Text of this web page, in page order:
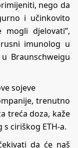
nego da
i učinkovito
djelovati”,
imunolog u
Braunschweigu
sojeve
trenutno
treća doza, kaže
ciriškog ETH-a.
da će naš